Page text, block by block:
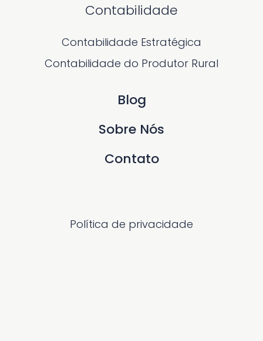
Contabilidade
Contabilidade Estratégica
Contabilidade do Produtor Rural
Blog
Sobre Nós
Contato
Política de privacidade